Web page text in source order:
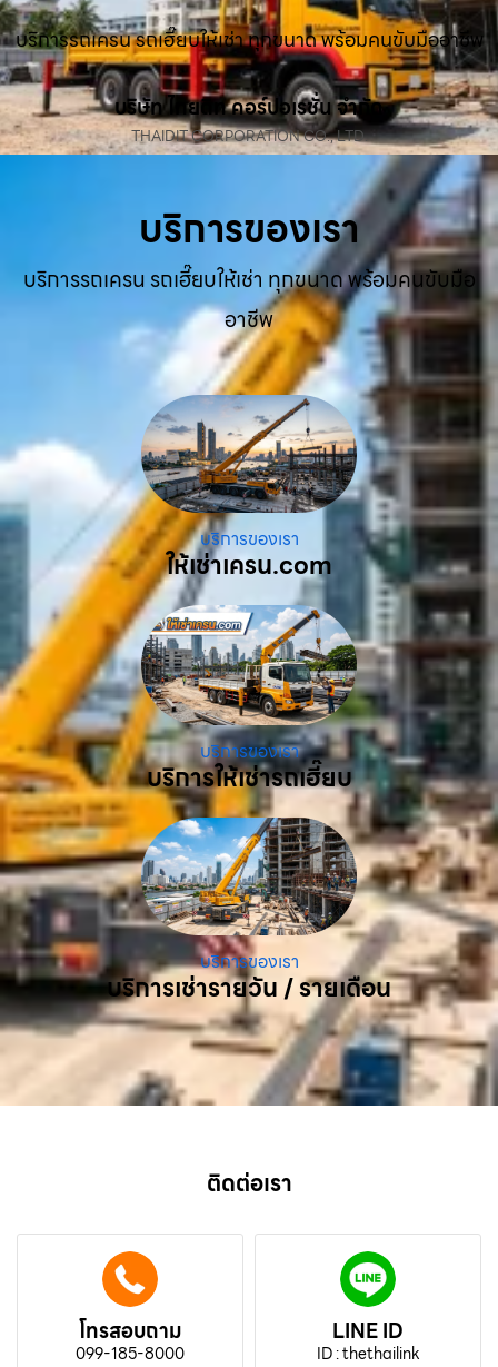
บริการรถเครน รถเฮี๊ยบให้เช่า ทุกขนาด พร้อมคนขับมืออาชีพ
บริษัท ไทยดิท คอร์ปอเรชั่น จำกัด
THAIDIT CORPORATION CO., LTD.
บริการของเรา
บริการรถเครน รถเฮี๊ยบให้เช่า ทุกขนาด พร้อมคนขับมือ
อาชีพ
บริการของเรา
ให้เช่าเครน.com
บริการของเรา
บริการให้เช่ารถเฮี๊ยบ
บริการของเรา
บริการเช่ารายวัน / รายเดือน
ติดต่อเรา
โทรสอบถาม
099-185-8000
LINE ID
ID : thethailink